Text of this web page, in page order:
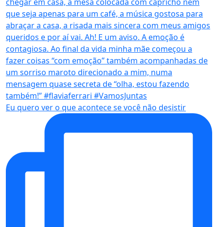
Eu quero ver o que acontece se você não desistir